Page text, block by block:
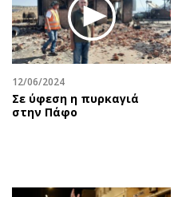
12/06/2024
Σε ύφεση η πυρκαγιά
στην Πάφο